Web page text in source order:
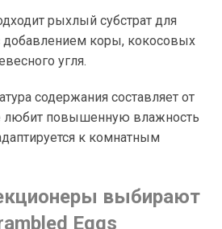
рыхлый субстрат для
добавлением коры, кокосовых
угля.
содержания составляет от
любит повышенную влажность
к комнатным
выбирают
Eggs